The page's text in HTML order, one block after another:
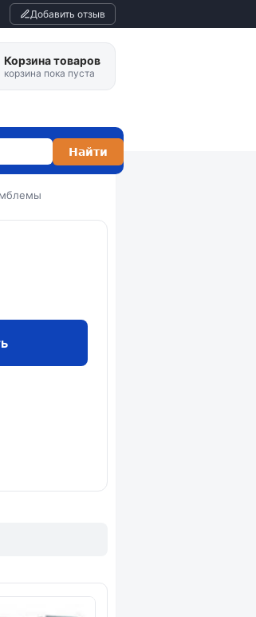
Добавить отзыв
Корзина товаров
корзина пока пуста